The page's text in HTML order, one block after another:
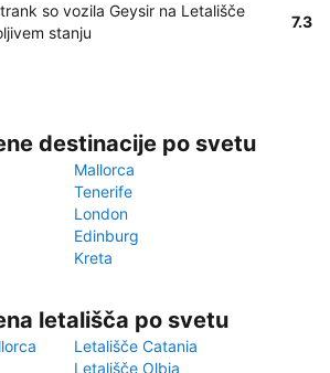
so vozila Geysir na Letališče
stanju
7.3
destinacije po svetu
Mallorca
Tenerife
London
Edinburg
Kreta
letališča po svetu
Letališče Catania
Letališče Olbia